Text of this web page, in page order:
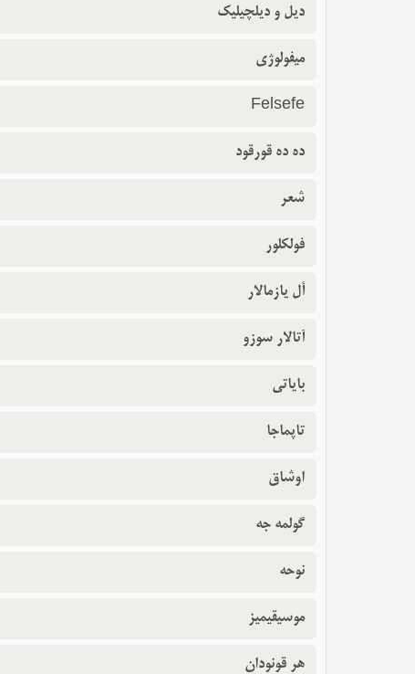
دیل و دیلچیلیک
میفولوژی
Felsefe
ده ده قورقود
شعر
فولکلور
أل یازمالار
آتالار سوزو
بایاتی
تاپماجا
اوشاق
گولمه جه
نوحه
موسیقیمیز
هر قونودان